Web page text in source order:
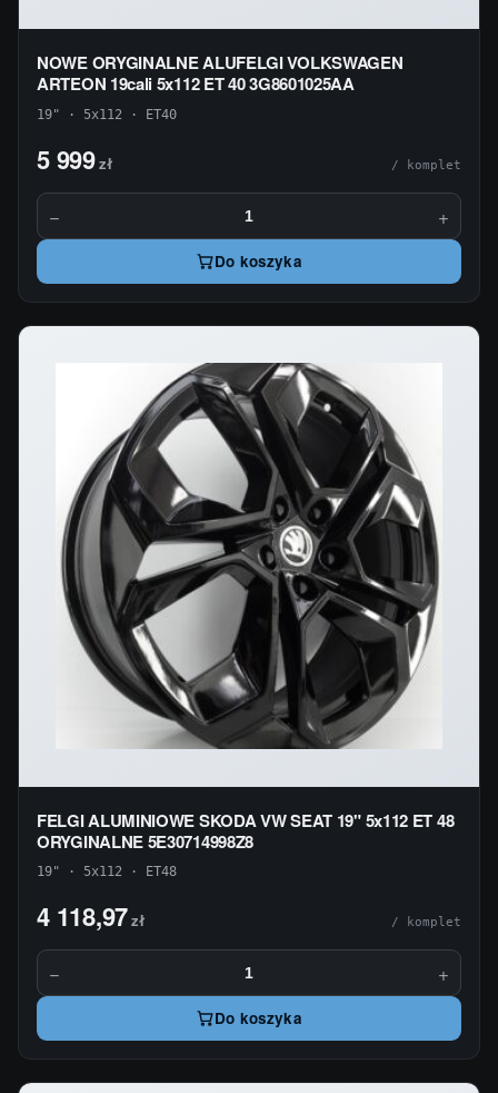
NOWE ORYGINALNE ALUFELGI VOLKSWAGEN
ARTEON 19cali 5x112 ET 40 3G8601025AA
19" · 5x112 · ET40
5 999zł / komplet
− +
Do koszyka
FELGI ALUMINIOWE SKODA VW SEAT 19" 5x112 ET 48
ORYGINALNE 5E30714998Z8
19" · 5x112 · ET48
4 118,97zł / komplet
− +
Do koszyka